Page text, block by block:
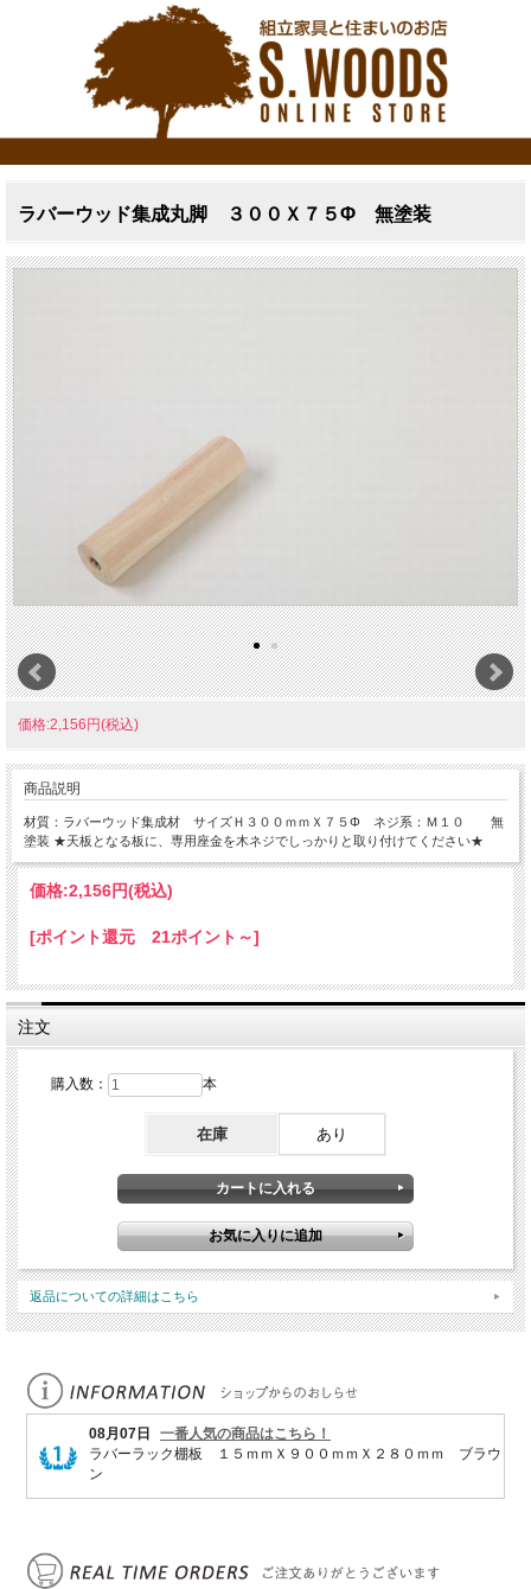
ラバーウッド集成丸脚 ３００Ｘ７５Φ 無塗装
価格:2,156円(税込)
商品説明
材質：ラバーウッド集成材 サイズＨ３００ｍｍＸ７５Φ ネジ系：Ｍ１０ 無
塗装 ★天板となる板に、専用座金を木ネジでしっかりと取り付けてください★
価格:2,156円(税込)
[ポイント還元 21ポイント～]
注文
購入数： 本
在庫 あり
返品についての詳細はこちら